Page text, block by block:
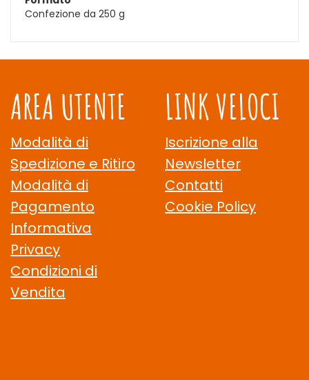
Confezione da 250 g
AREA UTENTE
Modalità di
Spedizione e Ritiro
Modalità di
Pagamento
Informativa
Privacy
Condizioni di
Vendita
LINK VELOCI
Iscrizione alla
Newsletter
Contatti
Cookie Policy